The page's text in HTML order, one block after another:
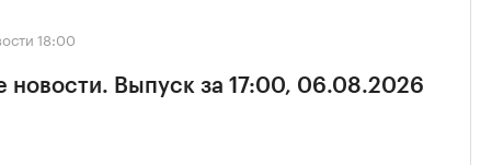
18:00
новости. Выпуск за 17:00, 06.08.2026